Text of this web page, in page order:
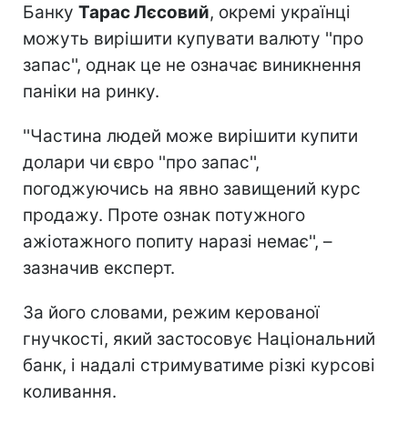
Банку Тарас Лєсовий, окремі українці
можуть вирішити купувати валюту ''про
запас'', однак це не означає виникнення
паніки на ринку.
''Частина людей може вирішити купити
долари чи євро ''про запас'',
погоджуючись на явно завищений курс
продажу. Проте ознак потужного
ажіотажного попиту наразі немає'', –
зазначив експерт.
За його словами, режим керованої
гнучкості, який застосовує Національний
банк, і надалі стримуватиме різкі курсові
коливання.